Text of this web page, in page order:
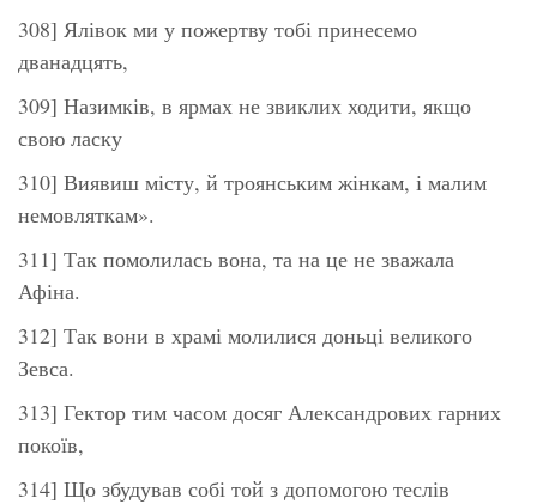
308] Ялівок ми у пожертву тобі принесемо
дванадцять,
309] Назимків, в ярмах не звиклих ходити, якщо
свою ласку
310] Виявиш місту, й троянським жінкам, і малим
немовляткам».
311] Так помолилась вона, та на це не зважала
Афіна.
312] Так вони в храмі молилися доньці великого
Зевса.
313] Гектор тим часом досяг Александрових гарних
покоїв,
314] Що збудував собі той з допомогою теслів